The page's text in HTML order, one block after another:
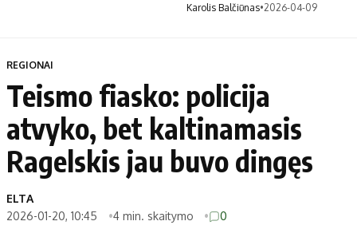
Karolis Balčiūnas•2026-04-09
REGIONAI
Teismo fiasko: policija
atvyko, bet kaltinamasis
Ragelskis jau buvo dingęs
ELTA
2026-01-20, 10:45
4 min. skaitymo 0